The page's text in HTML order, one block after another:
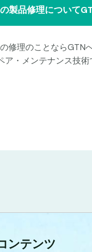
製品修理について
修理のことならGTN
・メンテナンス技術
ンテンツ